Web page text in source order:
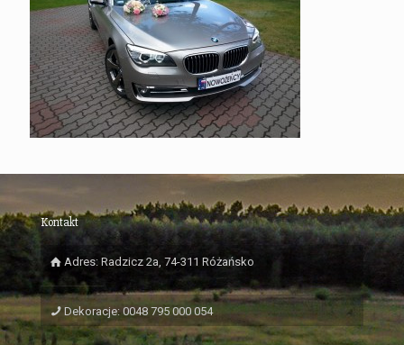
Kontakt
Adres: Radzicz 2a, 74-311 Różańsko
Dekoracje: 0048 795 000 054